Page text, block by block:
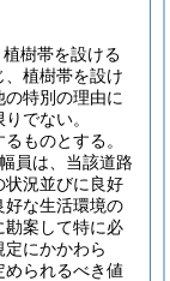
樹帯を設ける
、植樹帯を設け
特別の理由に
でない。
ものとする。
員は、当該道路
状況並びに良好
好な生活環境の
勘案して特に必
定にかかわら
られるべき値